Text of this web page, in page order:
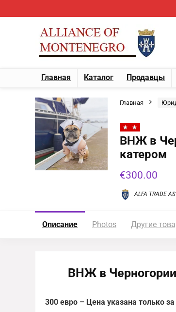
Главная Каталог Продавцы
Главная
ВНЖ в
катером
€300.00
ALFA TRADE
Описание Photos Другие
ВНЖ в Черногории
300 евро – Цена указана только